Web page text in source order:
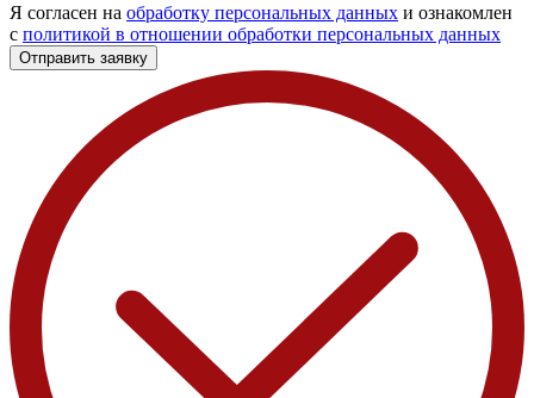
Я согласен на обработку персональных данных и ознакомлен
с политикой в отношении обработки персональных данных
Отправить заявку